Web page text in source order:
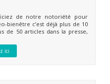
de notre notoriété pour
bienêtre c’est déjà plus de 10
de 50 articles dans la presse,
ici